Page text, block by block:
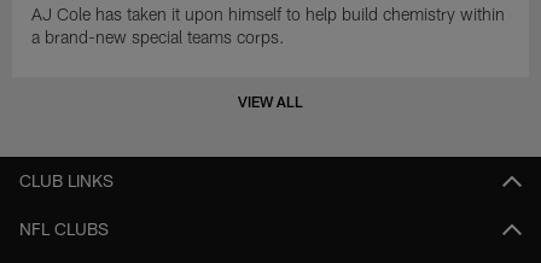
AJ Cole has taken it upon himself to help build chemistry within
a brand-new special teams corps.
VIEW ALL
CLUB LINKS
NFL CLUBS